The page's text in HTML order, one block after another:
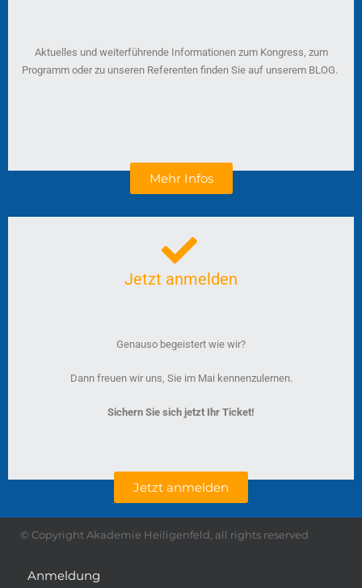
Aktuelles und weiterführende Informationen zum Kongress, zum
Programm oder zu unseren Referenten finden Sie auf unserem BLOG.
Mehr Infos
Jetzt anmelden
Genauso begeistert wie wir?
Dann freuen wir uns, Sie im Mai kennenzulernen.
Sichern Sie sich jetzt Ihr Ticket!
Jetzt anmelden
© Copyright Akademie Heiligenfeld, all rights reserved
Anmeldung